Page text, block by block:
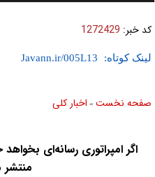
کد خبر: 1272429
لینک کوتاه:
صفحه نخست » اخبار كلی
اگر امپراتوری رسانه‌ای